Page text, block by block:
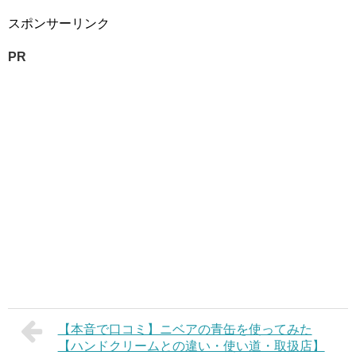
スポンサーリンク
PR
【本音で口コミ】ニベアの青缶を使ってみた
【ハンドクリームとの違い・使い道・取扱店】